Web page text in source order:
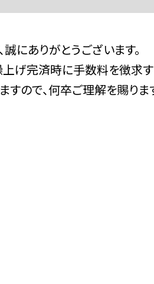
にありがとうございます。
げ完済時に手数料を徴求す
ので、何卒ご理解を賜りま